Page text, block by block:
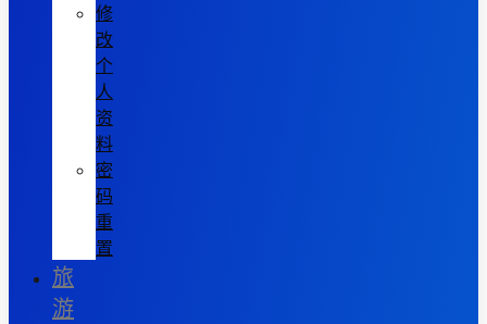
修
改
个
人
资
料
密
码
重
置
旅
游